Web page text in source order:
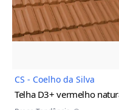
CS - Coelho da Silva
Telha D3+ vermelho